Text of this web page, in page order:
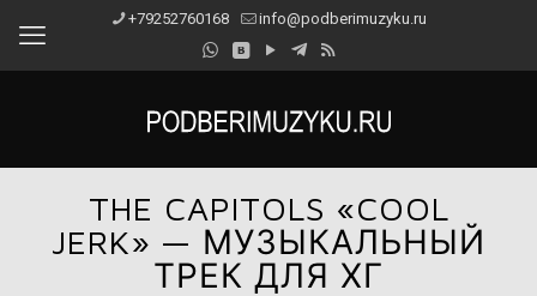
+79252760168 info@podberimuzyku.ru
THE CAPITOLS «COOL
JERK» — МУЗЫКАЛЬНЫЙ
ТРЕК ДЛЯ ХГ